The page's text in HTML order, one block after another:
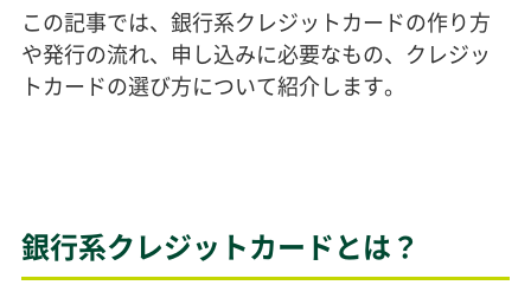
この記事では、銀行系クレジットカードの作り方
や発行の流れ、申し込みに必要なもの、クレジッ
トカードの選び方について紹介します。
銀行系クレジットカードとは？